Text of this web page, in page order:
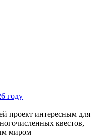
году
проект интересным для
квестов,
миром